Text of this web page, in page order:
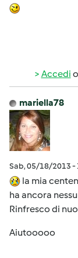
Accedi o
mariella78
Sab, 05/18/2013 -
la mia
ha ancora
Rinfresco di
Aiutooooo